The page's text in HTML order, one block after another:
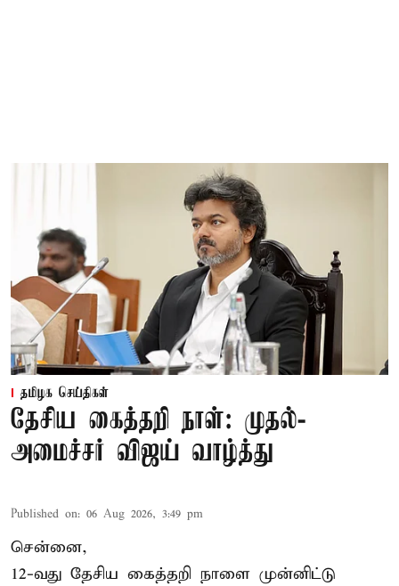
தமிழக செய்திகள்
தேசிய கைத்தறி நாள்: முதல்-
அமைச்சர் விஜய் வாழ்த்து
Published on: 06 Aug 2026, 3:49 pm
சென்னை,
12-வது தேசிய கைத்தறி நாளை முன்னிட்டு